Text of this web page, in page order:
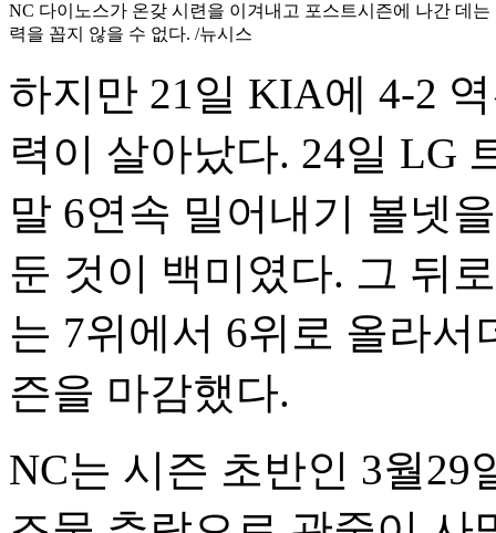
NC 다이노스가 온갖 시련을 이겨내고 포스트시즌에 나간 데
력을 꼽지 않을 수 없다. /뉴시스
하지만 21일 KIA에 4-2
력이 살아났다. 24일 LG
말 6연속 밀어내기 볼넷
둔 것이 백미였다. 그 뒤
는 7위에서 6위로 올라
즌을 마감했다.
NC는 시즌 초반인 3월29